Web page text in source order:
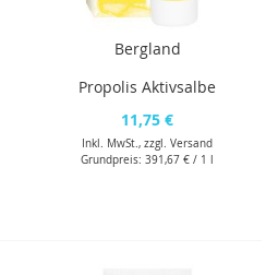
Bergland
Propolis Aktivsalbe
11,75 €
Inkl. MwSt., zzgl.Versand
Grundpreis: 391,67 € / 1 l